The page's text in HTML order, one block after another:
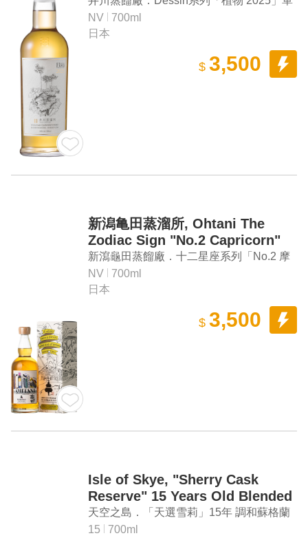
Whisky
一麥芽日本威士忌
NV
700ml
日本
$ 3,500
新潟亀田蒸溜所, Ohtani The
Zodiac Sign "No.2 Capricorn"
Single Malt Japanese Whisky
新瀉龜田蒸餾廠．十二星座系列「No.2 摩
羯座」單一麥芽日本威士忌
NV
700ml
日本
$ 3,500
Isle of Skye, "Sherry Cask
Reserve" 15 Years Old Blended
Scotch Whisky (Taiwan
Exclusive)
天空之島．「天選雪莉」15年 調和蘇格蘭
威士忌（臺灣限定）
15
700ml